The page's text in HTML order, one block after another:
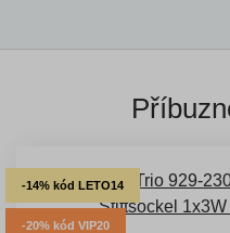
-14% kód LETO14
-20% kód VIP20